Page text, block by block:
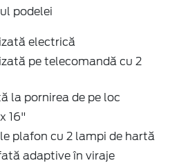
podelei
electrică
pe telecomandă cu 2
la pornirea de pe loc
16"
plafon cu 2 lampi de hartă
adaptive în viraje